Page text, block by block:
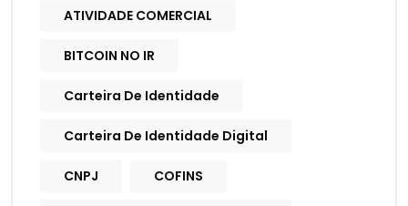
ATIVIDADE COMERCIAL
BITCOIN NO IR
Carteira De Identidade
Carteira De Identidade Digital
CNPJ COFINS